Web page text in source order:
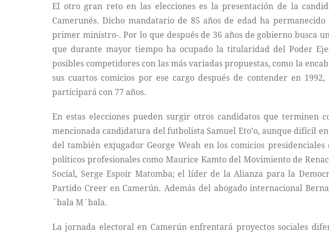
El otro gran reto en las elecciones es la presentación de la
Camerunés. Dicho mandatario de 85 años de edad ha
primer ministro-. Por lo que después de 36 años de gobierno busca
que durante mayor tiempo ha ocupado la titularidad del Poder
posibles competidores con las más variadas propuestas, como la
sus cuartos comicios por ese cargo después de contender en
participará con 77 años.
En estas elecciones pueden surgir otros candidatos que terminen
mencionada candidatura del futbolista Samuel Eto’o, aunque difícil
del también exjugador George Weah en los comicios
políticos profesionales como Maurice Kamto del Movimiento de
Social, Serge Espoir Matomba; el líder de la Alianza para la
Partido Creer en Camerún. Además del abogado internacional
´bala M´bala.
La jornada electoral en Camerún enfrentará proyectos sociales